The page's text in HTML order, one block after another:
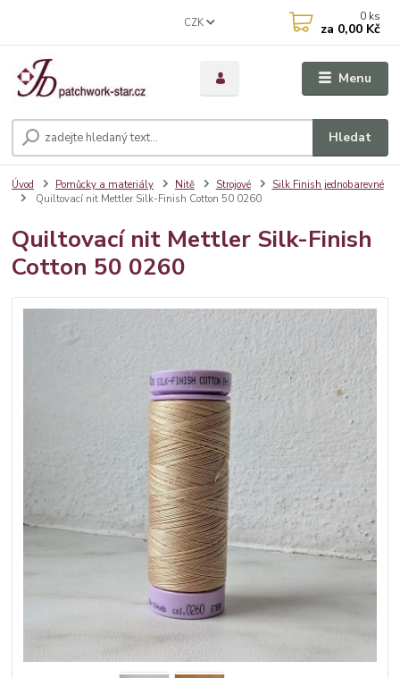
Menu
CZK
Hledat
0 ks
za 0,00 Kč
Úvod Pomůcky a materiály Nitě Strojové
Silk Finish jednobarevné
Quiltovací nit Mettler Silk-Finish Cotton 50 0260
Quiltovací nit Mettler Silk-Finish
Cotton 50 0260